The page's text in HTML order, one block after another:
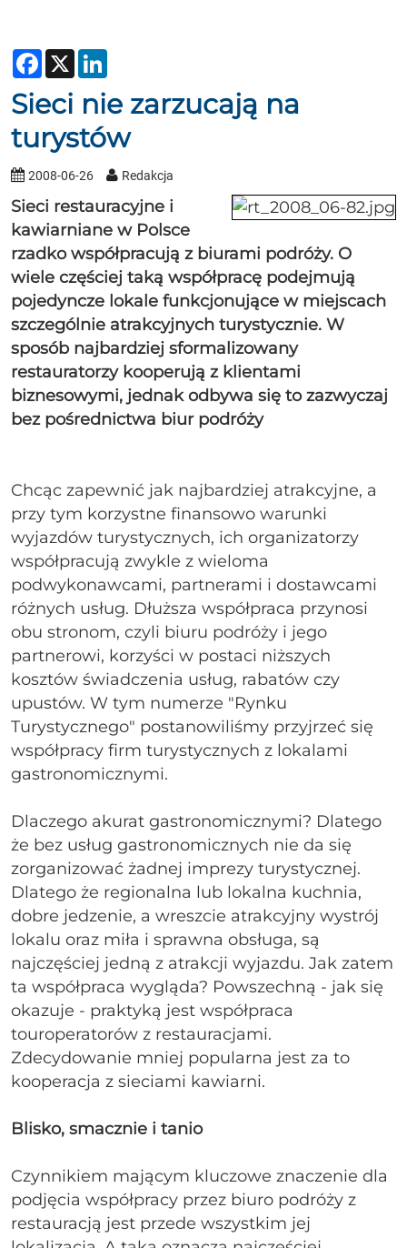
Facebook
X
Sieci nie zarzucają na
turystów
2008-06-26 Redakcja
Sieci restauracyjne i
kawiarniane w Polsce
rzadko współpracują z biurami podróży. O
wiele częściej taką współpracę podejmują
pojedyncze lokale funkcjonujące w miejscach
szczególnie atrakcyjnych turystycznie. W
sposób najbardziej sformalizowany
restauratorzy kooperują z klientami
biznesowymi, jednak odbywa się to zazwyczaj
bez pośrednictwa biur podróży
Chcąc zapewnić jak najbardziej atrakcyjne, a
przy tym korzystne finansowo warunki
wyjazdów turystycznych, ich organizatorzy
współpracują zwykle z wieloma
podwykonawcami, partnerami i dostawcami
różnych usług. Dłuższa współpraca przynosi
obu stronom, czyli biuru podróży i jego
partnerowi, korzyści w postaci niższych
kosztów świadczenia usług, rabatów czy
upustów. W tym numerze "Rynku
Turystycznego" postanowiliśmy przyjrzeć się
współpracy firm turystycznych z lokalami
gastronomicznymi.
Dlaczego akurat gastronomicznymi? Dlatego
że bez usług gastronomicznych nie da się
zorganizować żadnej imprezy turystycznej.
Dlatego że regionalna lub lokalna kuchnia,
dobre jedzenie, a wreszcie atrakcyjny wystrój
lokalu oraz miła i sprawna obsługa, są
najczęściej jedną z atrakcji wyjazdu. Jak zatem
ta współpraca wygląda? Powszechną - jak się
okazuje - praktyką jest współpraca
touroperatorów z restauracjami.
Zdecydowanie mniej popularna jest za to
kooperacja z sieciami kawiarni.
Blisko, smacznie i tanio
Czynnikiem mającym kluczowe znaczenie dla
podjęcia współpracy przez biuro podróży z
restauracją jest przede wszystkim jej